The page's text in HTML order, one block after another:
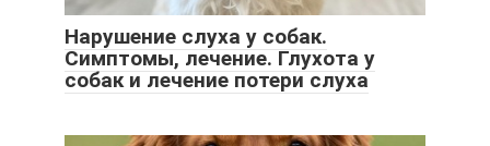
Нарушение слуха у собак.
Симптомы, лечение. Глухота у
собак и лечение потери слуха